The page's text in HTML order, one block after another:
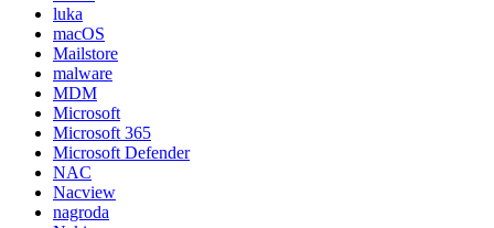
luka
macOS
Mailstore
malware
MDM
Microsoft
Microsoft 365
Microsoft Defender
NAC
Nacview
nagroda